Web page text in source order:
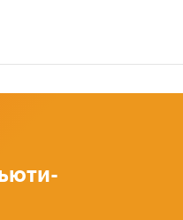
развития рынка
на рынке